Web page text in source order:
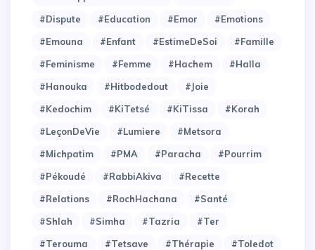
#Dispute
#Education #Emor
#Emotions
#Emouna
#Enfant #EstimeDeSoi
#Famille
#Feminisme
#Femme #Hachem
#Halla
#Hanouka
#Hitbodedout
#Joie
#Kedochim
#KiTetsé #KiTissa
#Korah
#LeçonDeVie
#Lumiere
#Metsora
#Michpatim
#PMA #Paracha
#Pourrim
#Pékoudé
#RabbiAkiva
#Recette
#Relations
#RochHachana
#Santé
#Shlah
#Simha #Tazria
#Ter
#Terouma
#Tetsave #Thérapie
#Toledot